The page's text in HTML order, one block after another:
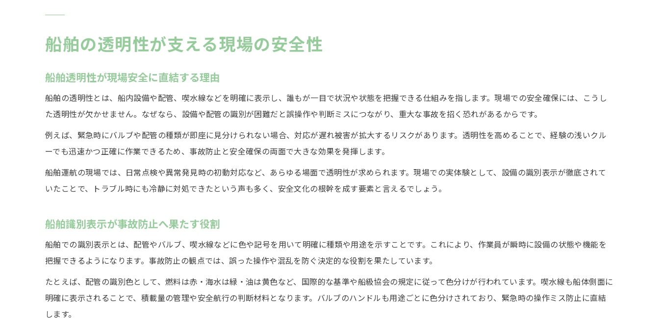
船舶配管表示が事故防止に不可欠な理由
現場作業で役立つ船舶配管色の識別ルール
船舶事故防止に求められる配管透明性とは
喫水線や配管色が示す実務知識
船舶喫水線の色が持つ意味と実務活用法
配管色分けで船舶の系統を素早く識別する
船舶現場で必須となる喫水線の知識まとめ
透明性確保がもたらす点検の効率化
船舶透明性向上で点検作業が効率化する訳
配管表示が船舶点検ミスを防ぐポイント
船舶点検で透明性が実務に与える影響とは
船舶の透明性が支える現場の安全性
船舶透明性が現場安全に直結する理由
船舶の透明性とは、船内設備や配管、喫水線などを明確に表示し、誰もが一目で状況や状態を把握できる仕組みを指します。現場での安全確保には、こうし
た透明性が欠かせません。なぜなら、設備や配管の識別が困難だと誤操作や判断ミスにつながり、重大な事故を招く恐れがあるからです。
例えば、緊急時にバルブや配管の種類が即座に見分けられない場合、対応が遅れ被害が拡大するリスクがあります。透明性を高めることで、経験の浅いクル
ーでも迅速かつ正確に作業できるため、事故防止と安全確保の両面で大きな効果を発揮します。
船舶運航の現場では、日常点検や異常発見時の初動対応など、あらゆる場面で透明性が求められます。現場での実体験として、設備の識別表示が徹底されて
いたことで、トラブル時にも冷静に対処できたという声も多く、安全文化の根幹を成す要素と言えるでしょう。
船舶識別表示が事故防止へ果たす役割
船舶での識別表示とは、配管やバルブ、喫水線などに色や記号を用いて明確に種類や用途を示すことです。これにより、作業員が瞬時に設備の状態や機能を
把握できるようになります。事故防止の観点では、誤った操作や混乱を防ぐ決定的な役割を果たしています。
たとえば、配管の識別色として、燃料は赤・海水は緑・油は黄色など、国際的な基準や船級協会の規定に従って色分けが行われています。喫水線も船体側面に
明確に表示されることで、積載量の管理や安全航行の判断材料となります。バルブのハンドルも用途ごとに色分けされており、緊急時の操作ミス防止に直結
します。